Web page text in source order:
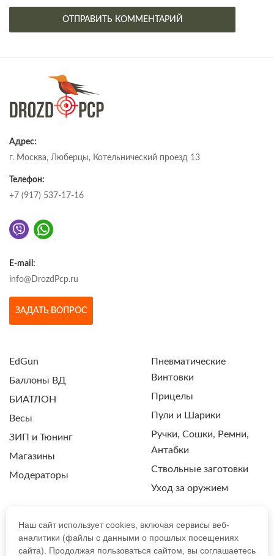
Адрес:
г. Москва, Люберцы, Котельнический проезд 13
Телефон:
+7 (917) 537-17-16
E-mail:
info@DrozdPcp.ru
ЗАДАТЬ ВОПРОС
EdGun
Баллоны ВД
БИАТЛОН
Весы
ЗИП и Тюнинг
Магазины
Модераторы
Пневматические
Винтовки
Прицелы
Пули и Шарики
Ручки, Сошки, Ремни,
Антабки
Ствольные заготовки
Уход за оружием
ПОЛИТИКА КОНФИДЕНЦИАЛЬНОСТИ
Наш сайт использует cookies, включая сервисы веб-
аналитики (файлы с данными о прошлых посещениях
сайта). Продолжая пользоваться сайтом, вы соглашаетесь